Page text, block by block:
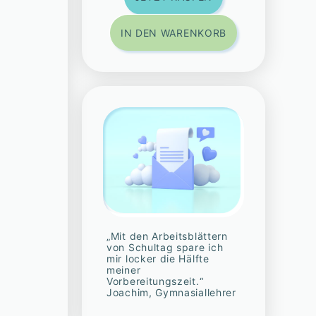
IN DEN WARENKORB
„Mit den Arbeitsblättern
von Schultag spare ich
mir locker die Hälfte
meiner
Vorbereitungszeit.“
Joachim, Gymnasiallehrer